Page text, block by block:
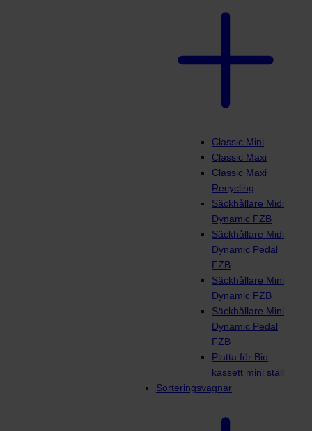
Classic Mini
Classic Maxi
Classic Maxi
Recycling
Säckhållare Midi
Dynamic FZB
Säckhållare Midi
Dynamic Pedal
FZB
Säckhållare Mini
Dynamic FZB
Säckhållare Mini
Dynamic Pedal
FZB
Platta för Bio
kassett mini ställ
Sorteringsvagnar